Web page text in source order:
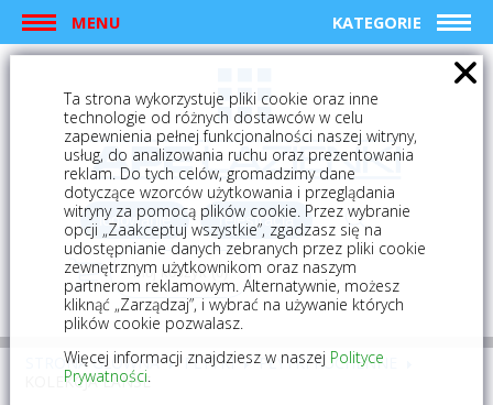
MENU KATEGORIE
logowanie rejestracja
Mój koszyk (0)
STRONA GŁÓWNA PŁYTKI
PŁYTKI KUCHENNE
KOLEKCJA LANSE
Ta strona wykorzystuje pliki cookie oraz inne
technologie od różnych dostawców w celu
zapewnienia pełnej funkcjonalności naszej witryny,
usług, do analizowania ruchu oraz prezentowania
reklam. Do tych celów, gromadzimy dane
dotyczące wzorców użytkowania i przeglądania
witryny za pomocą plików cookie. Przez wybranie
opcji „Zaakceptuj wszystkie”, zgadzasz się na
udostępnianie danych zebranych przez pliki cookie
zewnętrznym użytkownikom oraz naszym
partnerom reklamowym. Alternatywnie, możesz
kliknąć „Zarządzaj”, i wybrać na używanie których
plików cookie pozwalasz.
Więcej informacji znajdziesz w naszej Polityce
Prywatności.